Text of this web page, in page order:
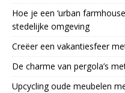
Hoe je een ‘urban
stedelijke omgeving
Creëer een vakantiesfeer
De charme van pergola’s
Upcycling oude meubelen